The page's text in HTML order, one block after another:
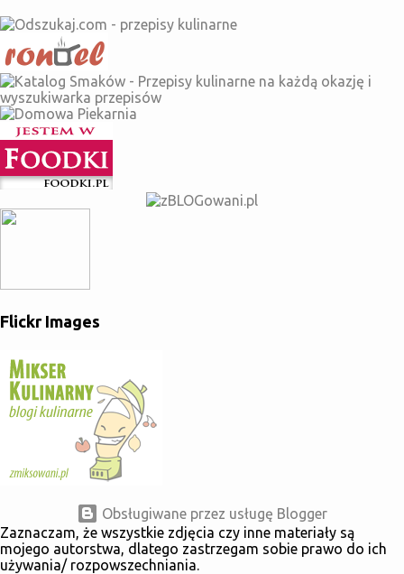
warzywa i ser pokrojone w drobniejszą kostkę(można dodać tez
kielbase, szynkę lub pieczarki- na imprezę super). Przekładamy
do form na muffinki i pieczemy 20 minut w 180 stopniach z
termoobiegiem.
Flickr Images
Obsługiwane przez usługę Blogger
Zaznaczam, że wszystkie zdjęcia czy inne materiały są
mojego autorstwa, dlatego zastrzegam sobie prawo do ich
używania/ rozpowszechniania.